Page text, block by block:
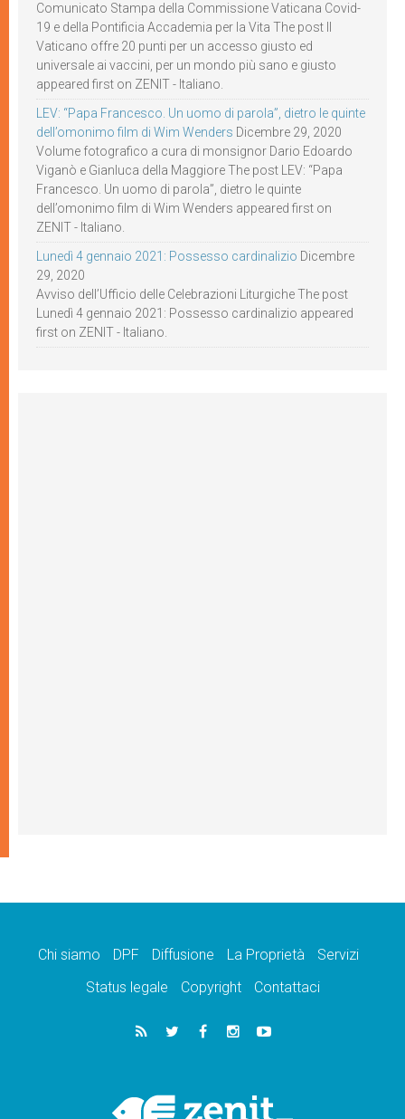
Comunicato Stampa della Commissione Vaticana Covid-
19 e della Pontificia Accademia per la Vita The post Il
Vaticano offre 20 punti per un accesso giusto ed
universale ai vaccini, per un mondo più sano e giusto
appeared first on ZENIT - Italiano.
LEV: “Papa Francesco. Un uomo di parola”, dietro le quinte
dell’omonimo film di Wim Wenders Dicembre 29, 2020
Volume fotografico a cura di monsignor Dario Edoardo
Viganò e Gianluca della Maggiore The post LEV: “Papa
Francesco. Un uomo di parola”, dietro le quinte
dell’omonimo film di Wim Wenders appeared first on
ZENIT - Italiano.
Lunedì 4 gennaio 2021: Possesso cardinalizio Dicembre
29, 2020
Avviso dell’Ufficio delle Celebrazioni Liturgiche The post
Lunedì 4 gennaio 2021: Possesso cardinalizio appeared
first on ZENIT - Italiano.
Chi siamo DPF Diffusione La Proprietà
Servizi
Status legale
Copyright Contattaci